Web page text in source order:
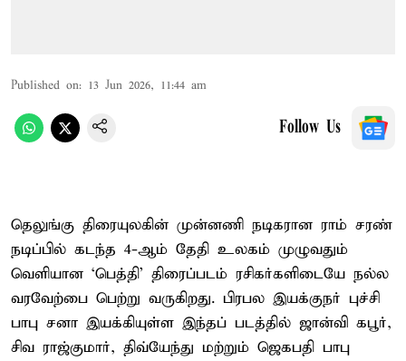
Published on: 13 Jun 2026, 11:44 am
Follow Us
தெலுங்கு திரையுலகின் முன்னணி நடிகரான ராம் சரண்
நடிப்பில் கடந்த 4-ஆம் தேதி உலகம் முழுவதும்
வெளியான ‘பெத்தி’ திரைப்படம் ரசிகர்களிடையே நல்ல
வரவேற்பை பெற்று வருகிறது. பிரபல இயக்குநர் புச்சி
பாபு சனா இயக்கியுள்ள இந்தப் படத்தில் ஜான்வி கபூர்,
சிவ ராஜ்குமார், திவ்யேந்து மற்றும் ஜெகபதி பாபு